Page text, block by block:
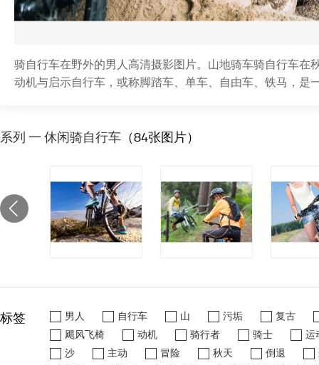
骑自行车在野外的男人高清摄影图片。山地骑车骑自行车
动机与启示自行车，或称脚踏车、单车、自由车、铁马，是
系列 一 休闲骑自行车 （84张图片）
标签 男人 自行车 山 污垢
复古
飓风飞椅
动机 骑行者 骑士
运
沙
主动 冒险 秋天 倒退